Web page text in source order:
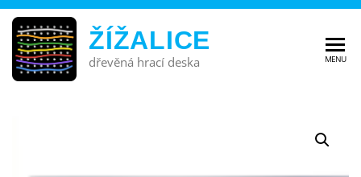
ŽÍŽALICE
dřevěná hrací deska MENU